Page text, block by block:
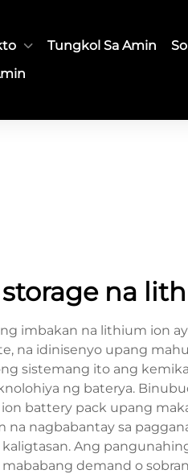
Tungkol Sa Amin
na
imbakan na lithium ion
na idinisenyo upang
sistemang ito ang
ng baterya.
battery pack upang
nagbabantay sa
Ang
demand o